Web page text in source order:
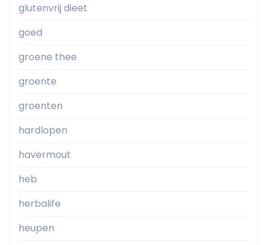
glutenvrij dieet
goed
groene thee
groente
groenten
hardlopen
havermout
heb
herbalife
heupen